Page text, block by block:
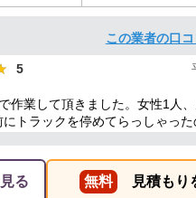
この業者の口
5
作業して頂きました。女性1人
にトラックを停めてらっしゃった
最初は1時間くらいかかると言わ
ったかな？っていうぐらい早かっ
る 無料 見積もり